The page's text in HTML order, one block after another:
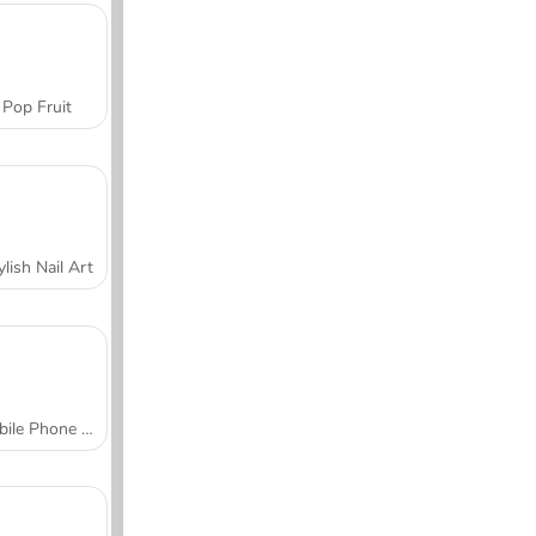
Pop Fruit
Nail Art
Mobile Phone Case Design & DIY